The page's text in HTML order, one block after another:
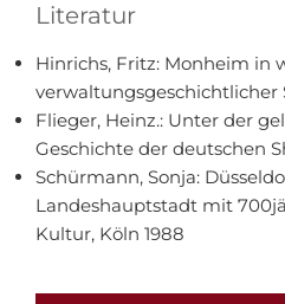
Literatur
Hinrichs, Fritz: Monheim in
verwaltungsgeschichtlicher
Flieger, Heinz.: Unter der
Geschichte der deutschen
Schürmann, Sonja:
Landeshauptstadt mit
Kultur, Köln 1988